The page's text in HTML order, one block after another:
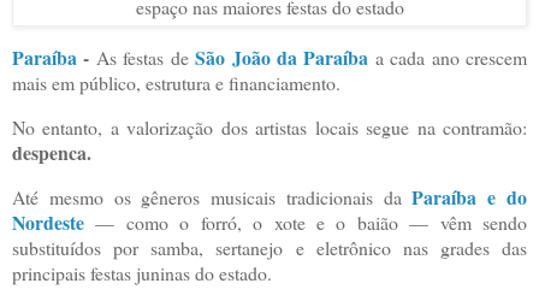
Paraíba - As festas deSão João da Paraíba a cada ano crescem
mais em público, estrutura e financiamento.
No entanto, a valorização dos artistas locais segue na contramão:
despenca.
Até mesmo os gêneros musicais tradicionais daParaíba e do
Nordeste — como o forró, o xote e o baião — vêm sendo
substituídos por samba, sertanejo e eletrônico nas grades das
principais festas juninas do estado.